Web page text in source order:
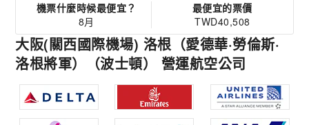
機票什麼時候最便宜？
8月
最便宜的票價
TWD40,508
大阪(關西國際機場) 洛根（愛德華·勞倫斯·
洛根將軍）（波士頓） 營運航空公司